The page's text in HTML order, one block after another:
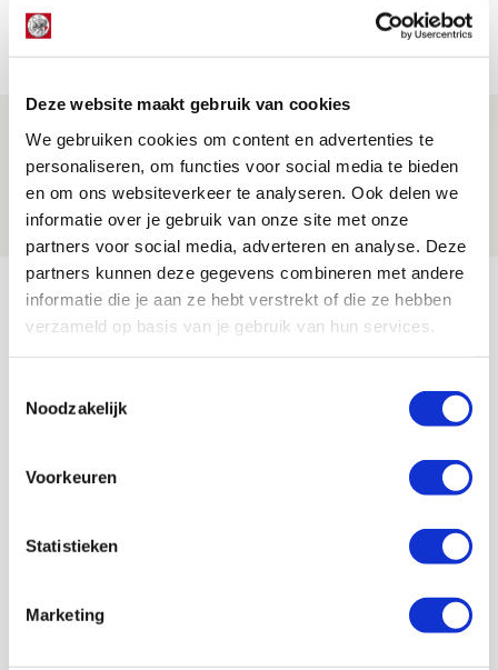
Deze website maakt gebruik van cookies
We gebruiken cookies om content en advertenties te
personaliseren, om functies voor social media te bieden
en om ons websiteverkeer te analyseren. Ook delen we
informatie over je gebruik van onze site met onze
partners voor social media, adverteren en analyse. Deze
partners kunnen deze gegevens combineren met andere
informatie die je aan ze hebt verstrekt of die ze hebben
verzameld op basis van je gebruik van hun services.
Noodzakelijk
Voorkeuren
Statistieken
Marketing
05 AUGUSTUS 2026 - 15:35
NIEUWS
Laatste Kaarten Actie Ajax - sc
Heerenveen [UITVERKOCHT]
05 AUGUSTUS 2026 - 15:00
NIEUWS
Bekijk meer
AGENDA
23
Selectiedag ballenjongens/-meiden
[VOL]
11
Blogs